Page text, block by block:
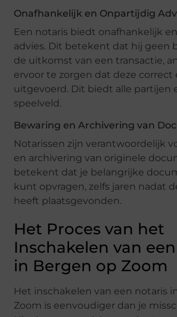
Onafhankelijk en Onpartijdig
Een notaris biedt onafhankelijk
advies. Dit betekent dat hij geen
de uitkomst van een transactie,
ervoor te zorgen dat deze correct
uitgevoerd. Dit biedt alle partijen
speelveld.
Bewaring en Archivering van
Notarissen zijn verantwoordelijk
en archivering van originele
betekent dat je belangrijke
kunt opvragen, zelfs jaren nadat
heeft plaatsgevonden.
Het Proces van het
Inschakelen van
in Bergen op Zoom
Het inschakelen van een notaris
Zoom is eenvoudiger dan je